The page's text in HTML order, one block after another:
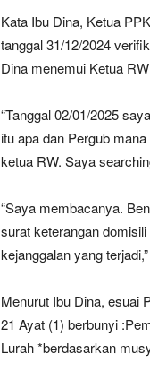
Kata Ibu Dina, Ketua
tanggal 31/12/2024
Dina menemui Ketua
“Tanggal 02/01/2025
itu apa dan Pergub
ketua RW. Saya
“Saya membacanya.
surat keterangan
kejanggalan yang
Menurut Ibu Dina, esuai
21 Ayat (1) berbunyi
Lurah *berdasarkan